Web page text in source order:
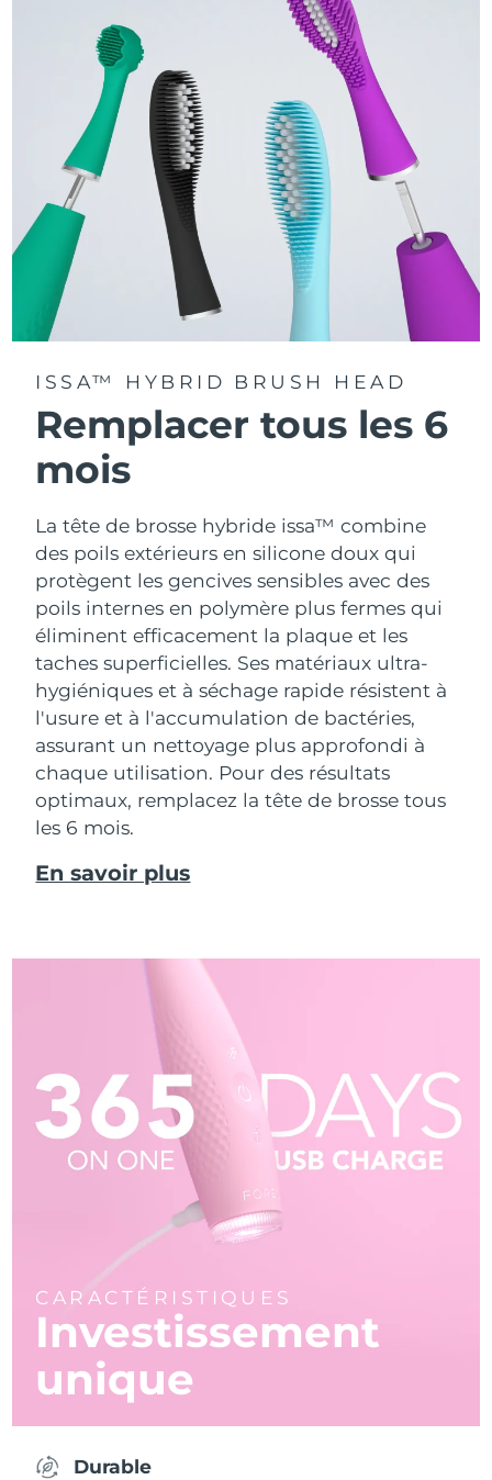
La technologie Sonic Pulse délivre 11 000 pulsations par
minute.
Accédez à des modes de brossage personnalisés via
l'application FOREO For You.
ISSA™ HYBRID BRUSH HEAD
Remplacer tous les 6
mois
La tête de brosse hybride issa™ combine
des poils extérieurs en silicone doux qui
protègent les gencives sensibles avec des
poils internes en polymère plus fermes qui
éliminent efficacement la plaque et les
taches superficielles. Ses matériaux ultra-
hygiéniques et à séchage rapide résistent à
l'usure et à l'accumulation de bactéries,
assurant un nettoyage plus approfondi à
chaque utilisation. Pour des résultats
optimaux, remplacez la tête de brosse tous
les 6 mois.
En savoir plus
CARACTÉRISTIQUES
Investissement
unique
Durable